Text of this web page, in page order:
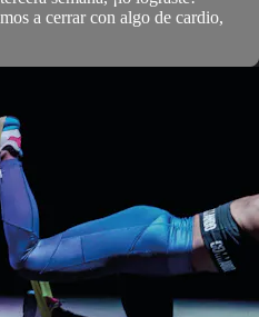
a cerrar con algo de cardio,